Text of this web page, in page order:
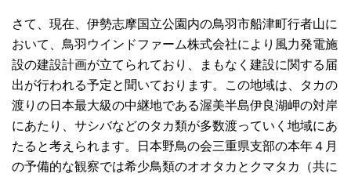
さて、現在、伊勢志摩国立公園内の鳥羽市船津町行者山に
おいて、鳥羽ウインドファーム株式会社により風力発電施
設の建設計画が立てられており、まもなく建設に関する届
出が行われる予定と聞いております。この地域は、タカの
渡りの日本最大級の中継地である渥美半島伊良湖岬の対岸
にあたり、サシバなどのタカ類が多数渡っていく地域にあ
たると考えられます。日本野鳥の会三重県支部の本年４月
の予備的な観察では希少鳥類のオオタカとクマタカ（共に